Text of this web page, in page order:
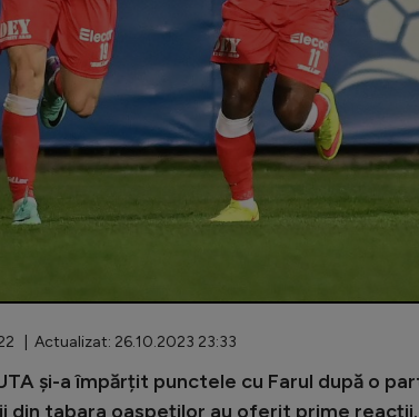
| Actualizat: 26.10.2023 23:33
și-a împărțit punctele cu Farul după o
din tabara oaspeților au oferit prime reacții.